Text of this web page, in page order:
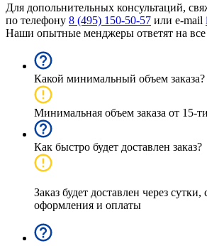
Для допольнительных консультаций,
по телефону 8 (495) 150-50-57 или e-mail
Наши опытные менджеры ответят на
Какой минимальный объем заказа?
Минимальная объем заказа от 15-
Как быстро будет доставлен заказ?
Заказ будет доставлен через
оформления и оплаты